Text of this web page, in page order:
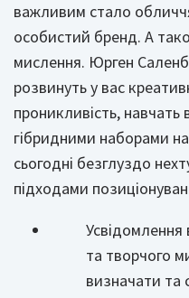
важливим стало
особистий бренд. А
мислення. Юрген
розвинуть у вас
проникливість, навчать
гібридними наборами
сьогодні безглуздо
підходами
Усвідомлення
та творчого
визначати та